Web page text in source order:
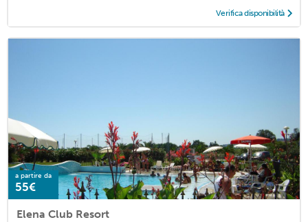
Verifica disponibilità
a partire da
55€
Elena Club Resort